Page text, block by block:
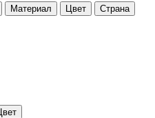
Материал Цвет Страна
Цвет